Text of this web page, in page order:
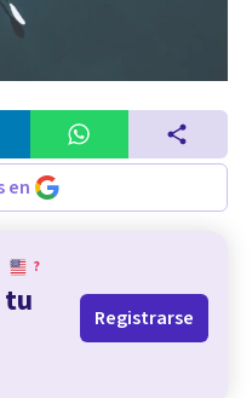
en
?
Registrarse